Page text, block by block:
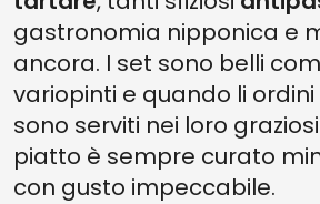
gastronomia nipponica e
ancora. I set sono belli
variopinti e quando li
sono serviti nei loro graziosi
piatto è sempre curato
con gusto impeccabile.